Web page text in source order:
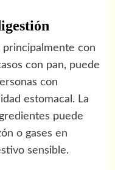
principalmente con
con pan, puede
con
estomacal. La
puede
o gases en
sensible.